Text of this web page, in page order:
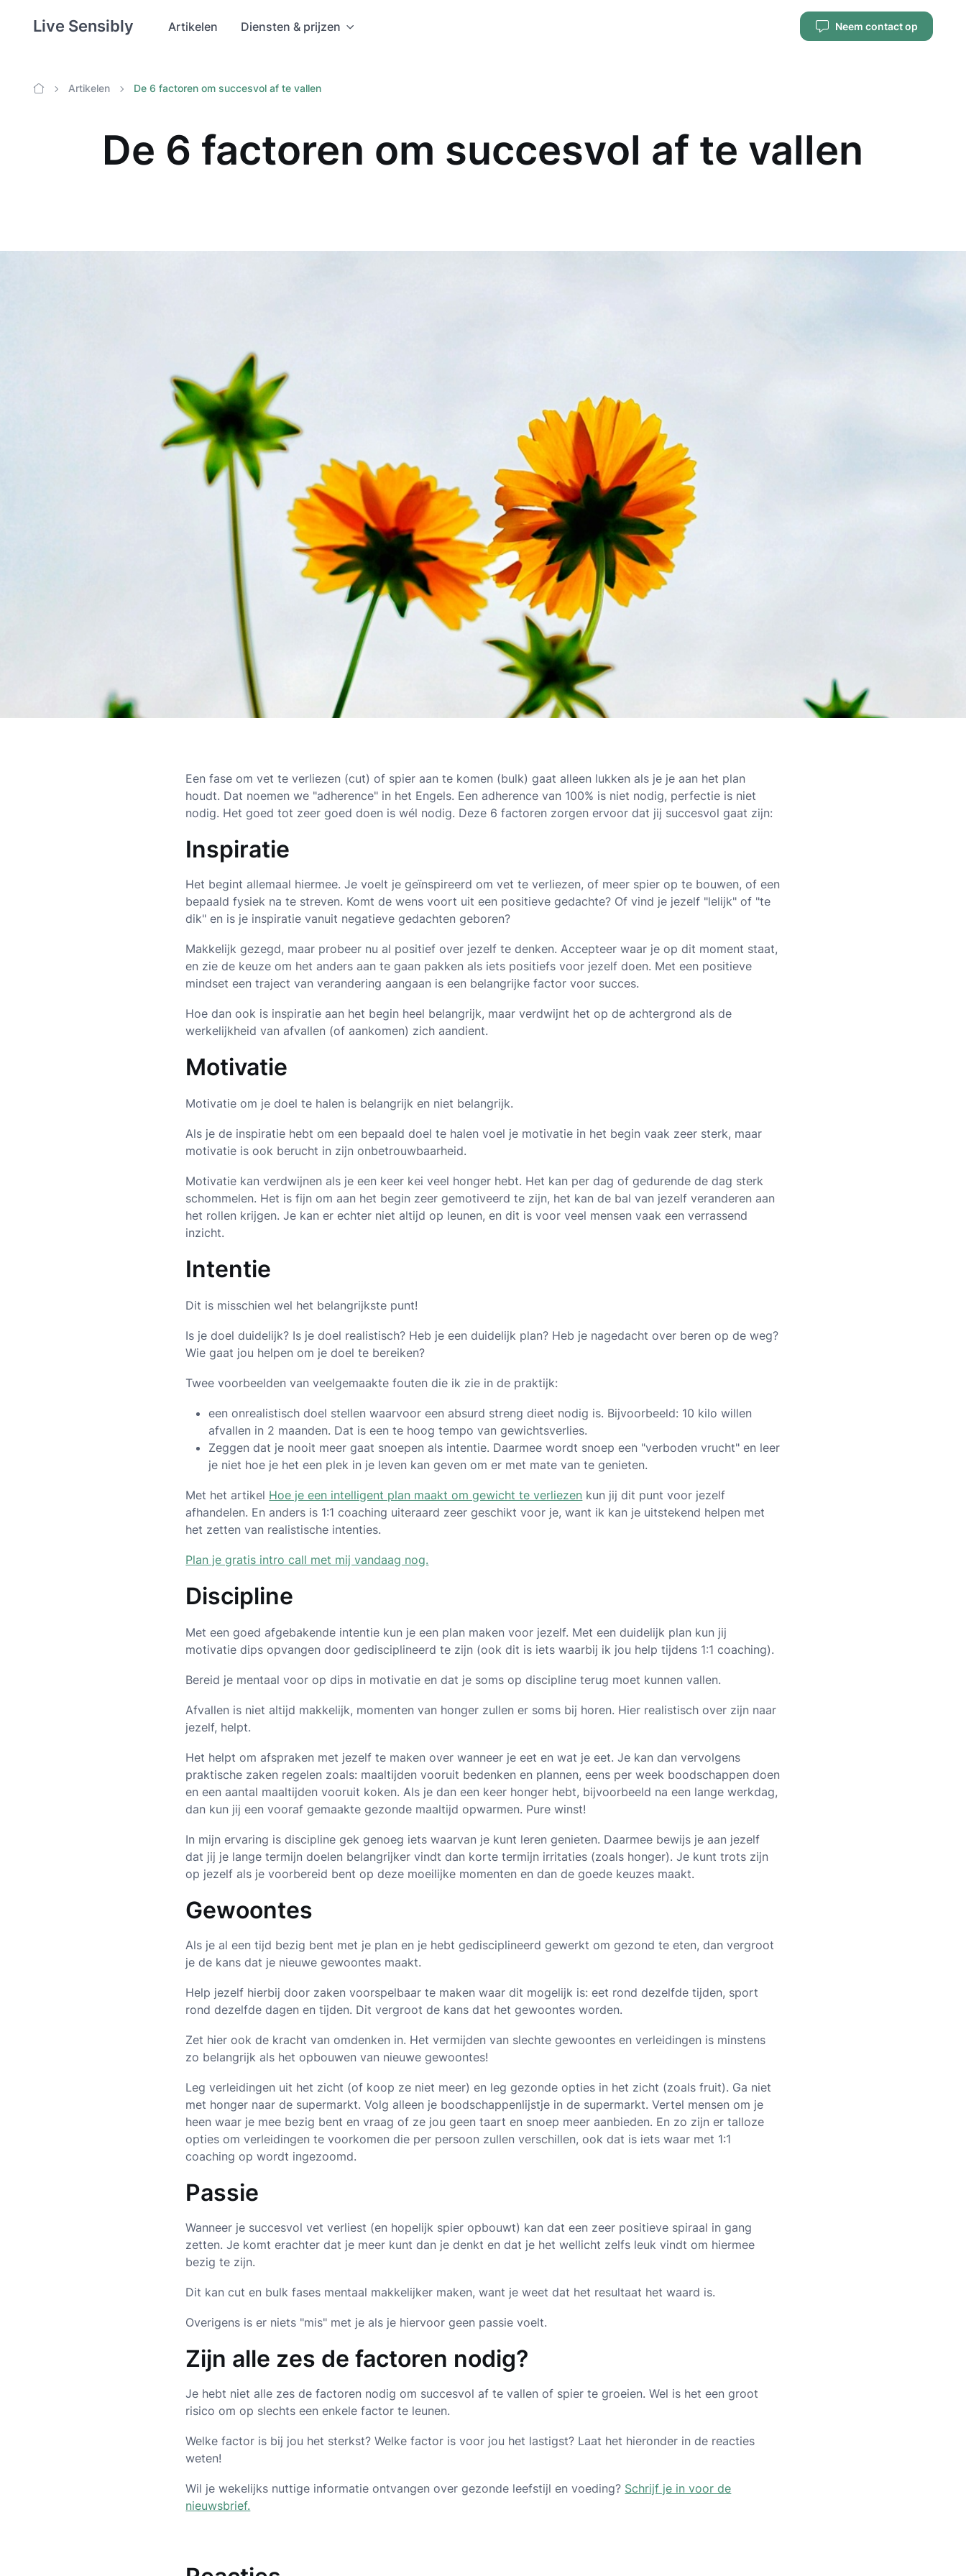
Live Sensibly Neem contact op
Artikelen Diensten & prijzen
Home
Artikelen De 6 factoren om succesvol af te vallen
De 6 factoren om succesvol af te vallen
Een fase om vet te verliezen (cut) of spier aan te komen (bulk) gaat alleen lukken als je je aan het plan
houdt. Dat noemen we "adherence" in het Engels. Een adherence van 100% is niet nodig, perfectie is niet
nodig. Het goed tot zeer goed doen is wél nodig. Deze 6 factoren zorgen ervoor dat jij succesvol gaat zijn:
Inspiratie
Het begint allemaal hiermee. Je voelt je geïnspireerd om vet te verliezen, of meer spier op te bouwen, of een
bepaald fysiek na te streven. Komt de wens voort uit een positieve gedachte? Of vind je jezelf "lelijk" of "te
dik" en is je inspiratie vanuit negatieve gedachten geboren?
Makkelijk gezegd, maar probeer nu al positief over jezelf te denken. Accepteer waar je op dit moment staat,
en zie de keuze om het anders aan te gaan pakken als iets positiefs voor jezelf doen. Met een positieve
mindset een traject van verandering aangaan is een belangrijke factor voor succes.
Hoe dan ook is inspiratie aan het begin heel belangrijk, maar verdwijnt het op de achtergrond als de
werkelijkheid van afvallen (of aankomen) zich aandient.
Motivatie
Motivatie om je doel te halen is belangrijk en niet belangrijk.
Als je de inspiratie hebt om een bepaald doel te halen voel je motivatie in het begin vaak zeer sterk, maar
motivatie is ook berucht in zijn onbetrouwbaarheid.
Motivatie kan verdwijnen als je een keer kei veel honger hebt. Het kan per dag of gedurende de dag sterk
schommelen. Het is fijn om aan het begin zeer gemotiveerd te zijn, het kan de bal van jezelf veranderen aan
het rollen krijgen. Je kan er echter niet altijd op leunen, en dit is voor veel mensen vaak een verrassend
inzicht.
Intentie
Dit is misschien wel het belangrijkste punt!
Is je doel duidelijk? Is je doel realistisch? Heb je een duidelijk plan? Heb je nagedacht over beren op de weg?
Wie gaat jou helpen om je doel te bereiken?
Twee voorbeelden van veelgemaakte fouten die ik zie in de praktijk:
een onrealistisch doel stellen waarvoor een absurd streng dieet nodig is. Bijvoorbeeld: 10 kilo willen
afvallen in 2 maanden. Dat is een te hoog tempo van gewichtsverlies.
Zeggen dat je nooit meer gaat snoepen als intentie. Daarmee wordt snoep een "verboden vrucht" en leer
je niet hoe je het een plek in je leven kan geven om er met mate van te genieten.
Met het artikel Hoe je een intelligent plan maakt om gewicht te verliezen kun jij dit punt voor jezelf
afhandelen. En anders is 1:1 coaching uiteraard zeer geschikt voor je, want ik kan je uitstekend helpen met
het zetten van realistische intenties.
Plan je gratis intro call met mij vandaag nog.
Discipline
Met een goed afgebakende intentie kun je een plan maken voor jezelf. Met een duidelijk plan kun jij
motivatie dips opvangen door gedisciplineerd te zijn (ook dit is iets waarbij ik jou help tijdens 1:1 coaching).
Bereid je mentaal voor op dips in motivatie en dat je soms op discipline terug moet kunnen vallen.
Afvallen is niet altijd makkelijk, momenten van honger zullen er soms bij horen. Hier realistisch over zijn naar
jezelf, helpt.
Het helpt om afspraken met jezelf te maken over wanneer je eet en wat je eet. Je kan dan vervolgens
praktische zaken regelen zoals: maaltijden vooruit bedenken en plannen, eens per week boodschappen doen
en een aantal maaltijden vooruit koken. Als je dan een keer honger hebt, bijvoorbeeld na een lange werkdag,
dan kun jij een vooraf gemaakte gezonde maaltijd opwarmen. Pure winst!
In mijn ervaring is discipline gek genoeg iets waarvan je kunt leren genieten. Daarmee bewijs je aan jezelf
dat jij je lange termijn doelen belangrijker vindt dan korte termijn irritaties (zoals honger). Je kunt trots zijn
op jezelf als je voorbereid bent op deze moeilijke momenten en dan de goede keuzes maakt.
Gewoontes
Als je al een tijd bezig bent met je plan en je hebt gedisciplineerd gewerkt om gezond te eten, dan vergroot
je de kans dat je nieuwe gewoontes maakt.
Help jezelf hierbij door zaken voorspelbaar te maken waar dit mogelijk is: eet rond dezelfde tijden, sport
rond dezelfde dagen en tijden. Dit vergroot de kans dat het gewoontes worden.
Zet hier ook de kracht van omdenken in. Het vermijden van slechte gewoontes en verleidingen is minstens
zo belangrijk als het opbouwen van nieuwe gewoontes!
Leg verleidingen uit het zicht (of koop ze niet meer) en leg gezonde opties in het zicht (zoals fruit). Ga niet
met honger naar de supermarkt. Volg alleen je boodschappenlijstje in de supermarkt. Vertel mensen om je
heen waar je mee bezig bent en vraag of ze jou geen taart en snoep meer aanbieden. En zo zijn er talloze
opties om verleidingen te voorkomen die per persoon zullen verschillen, ook dat is iets waar met 1:1
coaching op wordt ingezoomd.
Passie
Wanneer je succesvol vet verliest (en hopelijk spier opbouwt) kan dat een zeer positieve spiraal in gang
zetten. Je komt erachter dat je meer kunt dan je denkt en dat je het wellicht zelfs leuk vindt om hiermee
bezig te zijn.
Dit kan cut en bulk fases mentaal makkelijker maken, want je weet dat het resultaat het waard is.
Overigens is er niets "mis" met je als je hiervoor geen passie voelt.
Zijn alle zes de factoren nodig?
Je hebt niet alle zes de factoren nodig om succesvol af te vallen of spier te groeien. Wel is het een groot
risico om op slechts een enkele factor te leunen.
Welke factor is bij jou het sterkst? Welke factor is voor jou het lastigst? Laat het hieronder in de reacties
weten!
Wil je wekelijks nuttige informatie ontvangen over gezonde leefstijl en voeding? Schrijf je in voor de
nieuwsbrief.